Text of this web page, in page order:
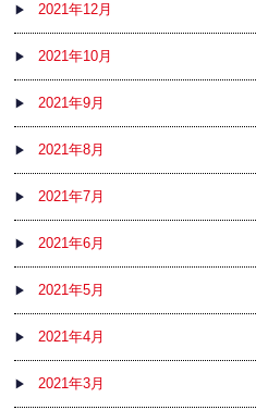
2021年12月
2021年10月
2021年9月
2021年8月
2021年7月
2021年6月
2021年5月
2021年4月
2021年3月